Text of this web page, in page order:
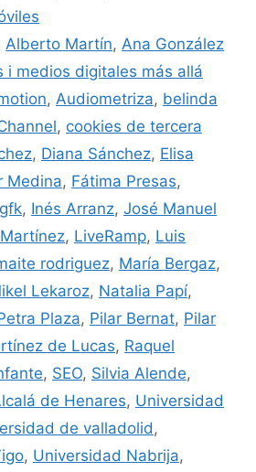
Alberto Martín, Ana González
i medios digitales más allá
, Audiometriza, belinda
, cookies de tercera
, Diana Sánchez, Elisa
Medina, Fátima Presas,
gfk, Inés Arranz, José Manuel
, LiveRamp, Luis
rodriguez, María Bergaz,
Lekaroz, Natalia Papí,
Plaza, Pilar Bernat, Pilar
de Lucas, Raquel
, SEO, Silvia Alende,
de Henares, Universidad
de valladolid,
, Universidad Nabrija,